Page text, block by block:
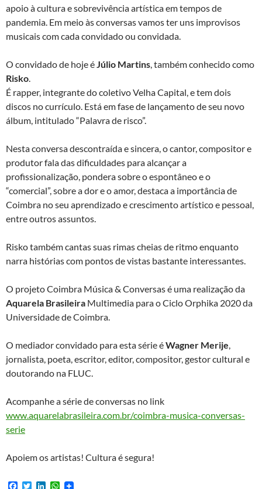
apoio à cultura e sobrevivência artística em tempos de
pandemia. Em meio às conversas vamos ter uns improvisos
musicais com cada convidado ou convidada.
O convidado de hoje éJúlio Martins, também conhecido como
Risko.
É rapper, integrante do coletivo Velha Capital, e tem dois
discos no currículo. Está em fase de lançamento de seu novo
álbum, intitulado “Palavra de risco”.
Nesta conversa descontraída e sincera, o cantor, compositor e
produtor fala das dificuldades para alcançar a
profissionalização, pondera sobre o espontâneo e o
“comercial”, sobre a dor e o amor, destaca a importância de
Coimbra no seu aprendizado e crescimento artístico e pessoal,
entre outros assuntos.
Risko também cantas suas rimas cheias de ritmo enquanto
narra histórias com pontos de vistas bastante interessantes.
O projeto Coimbra Música & Conversas é uma realização da
Aquarela Brasileira Multimedia para o Ciclo Orphika 2020 da
Universidade de Coimbra.
O mediador convidado para esta série éWagner Merije,
jornalista, poeta, escritor, editor, compositor, gestor cultural e
doutorando na FLUC.
Acompanhe a série de conversas no link
www.aquarelabrasileira.com.br/coimbra-musica-conversas-
serie
Apoiem os artistas! Cultura é segura!
F
T
W